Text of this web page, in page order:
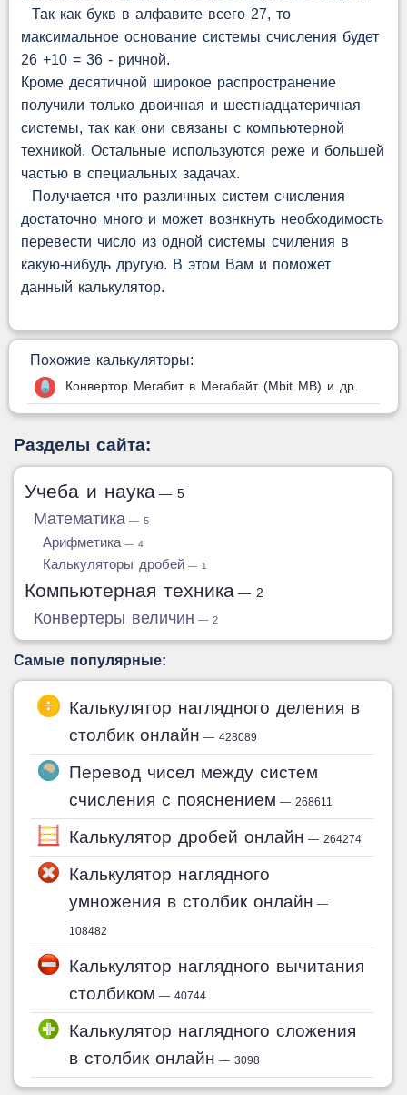
Так как букв в алфавите всего 27, то
максимальное основание системы счисления будет
26 +10 = 36 - ричной.
Кроме десятичной широкое распространение
получили только двоичная и шестнадцатеричная
системы, так как они связаны с компьютерной
техникой. Остальные используются реже и большей
частью в специальных задачах.
Получается что различных систем счисления
достаточно много и может вознкнуть необходимость
перевести число из одной системы счиления в
какую-нибудь другую. В этом Вам и поможет
данный калькулятор.
Похожие калькуляторы:
Конвертор Мегабит в Мегабайт (Mbit MB) и др.
Разделы сайта:
Учеба и наука — 5
Математика — 5
Арифметика — 4
Калькуляторы дробей — 1
Компьютерная техника — 2
Конвертеры величин — 2
Самые популярные:
Калькулятор наглядного деления в
столбик онлайн — 428089
Перевод чисел между систем
счисления с пояснением — 268611
Калькулятор дробей онлайн — 264274
Калькулятор наглядного
умножения в столбик онлайн —
108482
Калькулятор наглядного вычитания
столбиком — 40744
Калькулятор наглядного сложения
в столбик онлайн — 3098